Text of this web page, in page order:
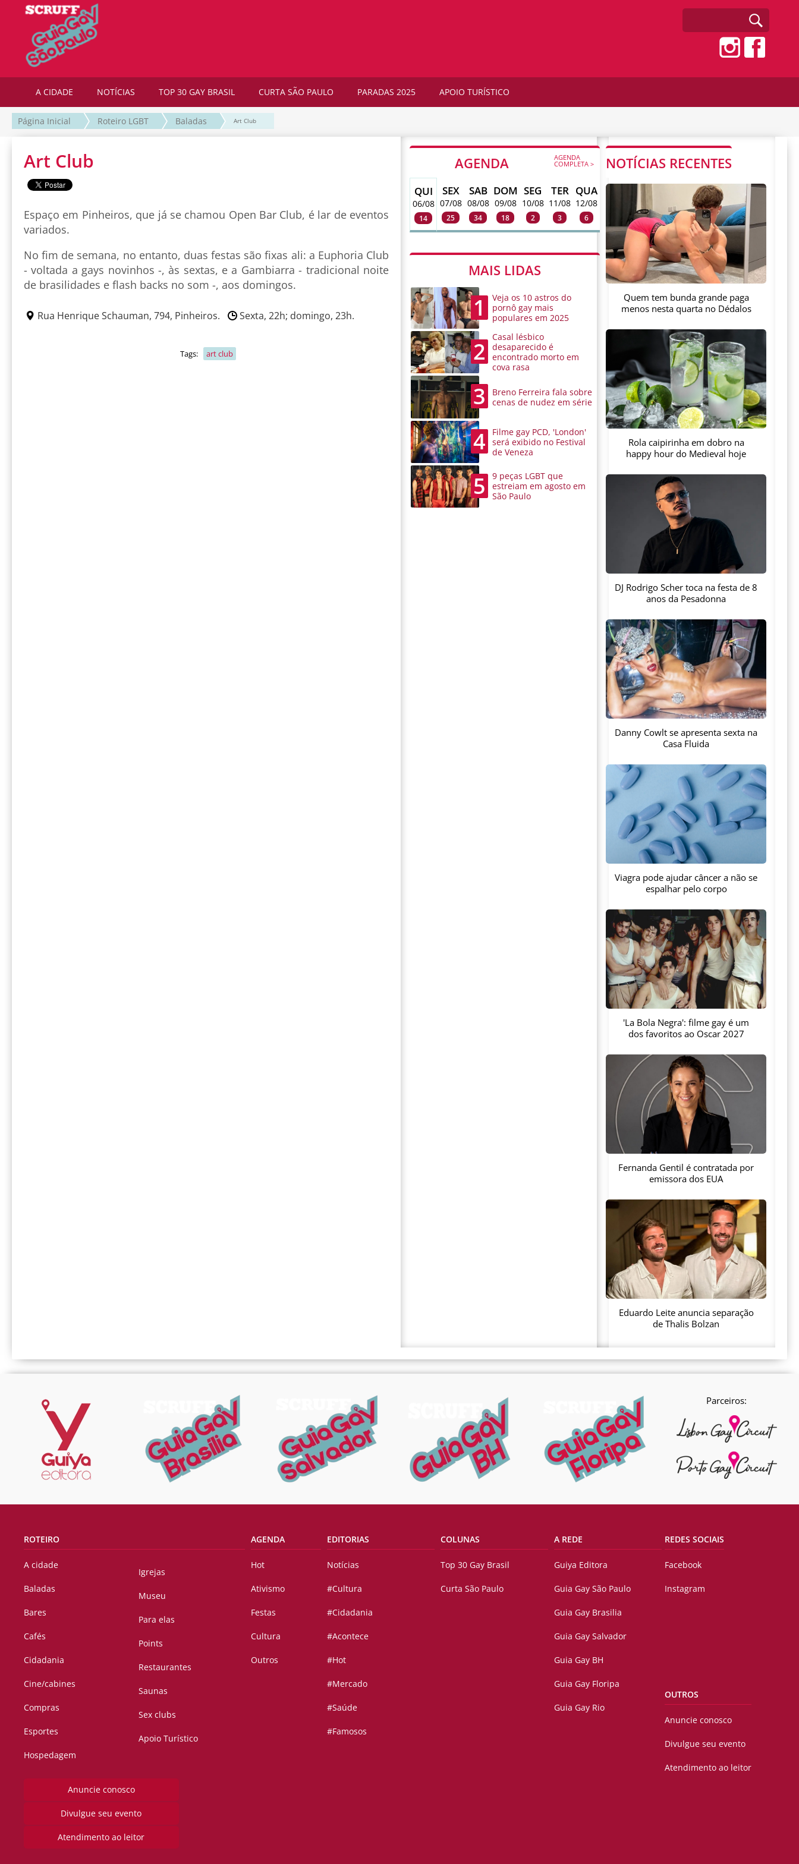
A CIDADE NOTÍCIAS TOP 30 GAY BRASIL CURTA SÃO PAULO PARADAS 2025 APOIO TURÍSTICO
Página Inicial Roteiro LGBT Baladas Art Club
Art Club
Espaço em Pinheiros, que já se chamou Open Bar Club, é lar de eventos
variados.
No fim de semana, no entanto, duas festas são fixas ali: a Euphoria Club
- voltada a gays novinhos -, às sextas, e a Gambiarra - tradicional noite
de brasilidades e flash backs no som -, aos domingos.
Rua Henrique Schauman, 794, Pinheiros. Sexta, 22h; domingo, 23h.
Tags: art club
AGENDA AGENDA
COMPLETA >
QUI
06/08
14
SEX
07/08
25
SAB
08/08
34
DOM
09/08
18
SEG
10/08
2
TER
11/08
3
QUA
12/08
6
MAIS LIDAS
1
Veja os 10 astros do
pornô gay mais
populares em 2025
2
Casal lésbico
desaparecido é
encontrado morto em
cova rasa
3
Breno Ferreira fala sobre
cenas de nudez em série
4
Filme gay PCD, 'London'
será exibido no Festival
de Veneza
5
9 peças LGBT que
estreiam em agosto em
São Paulo
NOTÍCIAS RECENTES
Quem tem bunda grande paga
menos nesta quarta no Dédalos
Rola caipirinha em dobro na
happy hour do Medieval hoje
DJ Rodrigo Scher toca na festa de 8
anos da Pesadonna
Danny Cowlt se apresenta sexta na
Casa Fluida
Viagra pode ajudar câncer a não se
espalhar pelo corpo
'La Bola Negra': filme gay é um
dos favoritos ao Oscar 2027
Fernanda Gentil é contratada por
emissora dos EUA
Eduardo Leite anuncia separação
de Thalis Bolzan
Parceiros:
ROTEIRO
A cidade
Baladas
Bares
Cafés
Cidadania
Cine/cabines
Compras
Esportes
Hospedagem
Igrejas
Museu
Para elas
Points
Restaurantes
Saunas
Sex clubs
Apoio Turístico
Anuncie conosco
Divulgue seu evento
Atendimento ao leitor
AGENDA
Hot
Ativismo
Festas
Cultura
Outros
EDITORIAS
Notícias
#Cultura
#Cidadania
#Acontece
#Hot
#Mercado
#Saúde
#Famosos
COLUNAS
Top 30 Gay Brasil
Curta São Paulo
A REDE
Guiya Editora
Guia Gay São Paulo
Guia Gay Brasilia
Guia Gay Salvador
Guia Gay BH
Guia Gay Floripa
Guia Gay Rio
REDES SOCIAIS
Facebook
Instagram
OUTROS
Anuncie conosco
Divulgue seu evento
Atendimento ao leitor